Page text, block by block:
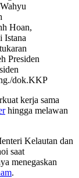
Hoan,
Istana
Presiden
dok.KKP
kerja sama
hingga melawan
Kelautan dan
saat
menegaskan
.